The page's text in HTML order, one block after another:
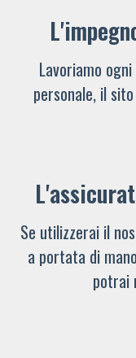
Lavoriamo
personale, il
Se utilizzerai il
a portata di
potrai